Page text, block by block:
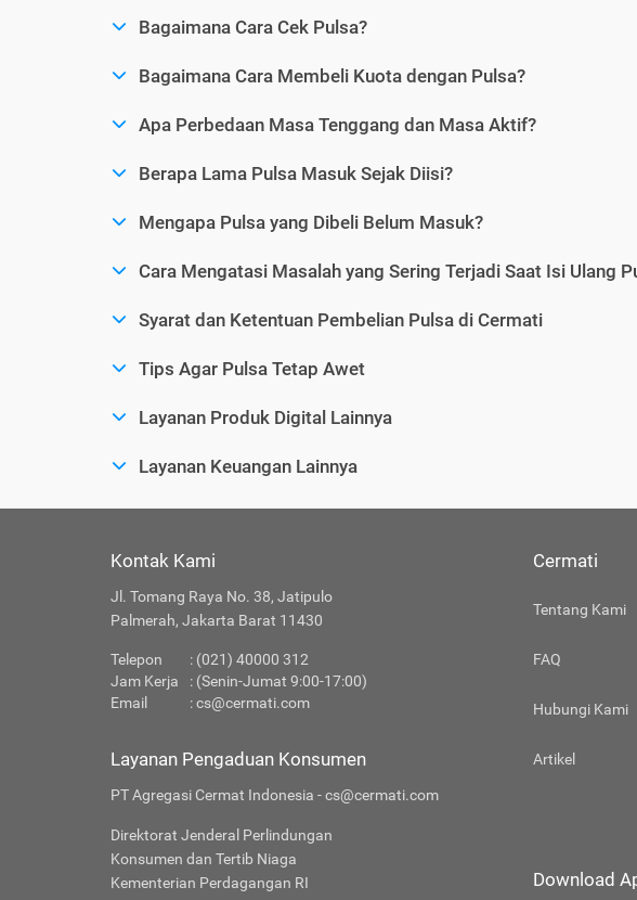
Bagaimana Cara Cek Pulsa?
Bagaimana Cara Membeli Kuota dengan Pulsa?
Apa Perbedaan Masa Tenggang dan Masa Aktif?
Berapa Lama Pulsa Masuk Sejak Diisi?
Mengapa Pulsa yang Dibeli Belum Masuk?
Cara Mengatasi Masalah yang Sering Terjadi Saat Isi Ulang
Syarat dan Ketentuan Pembelian Pulsa di Cermati
Tips Agar Pulsa Tetap Awet
Layanan Produk Digital Lainnya
Layanan Keuangan Lainnya
Kontak Kami
Jl. Tomang Raya No. 38, Jatipulo
Palmerah, Jakarta Barat 11430
Telepon
: (021) 40000 312
Jam Kerja
: (Senin-Jumat 9:00-17:00)
Email
:cs@cermati.com
Layanan Pengaduan Konsumen
PT Agregasi Cermat Indonesia - cs@cermati.com
Direktorat Jenderal Perlindungan
Konsumen dan Tertib Niaga
Kementerian Perdagangan RI
Cermati
Tentang Kami
FAQ
Hubungi Kami
Artikel
Download